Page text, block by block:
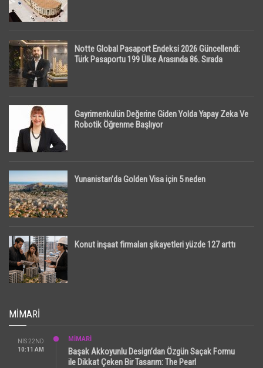
Notte Global Pasaport Endeksi 2026 Güncellendi:
Türk Pasaportu 199 Ülke Arasında 86. Sırada
Gayrimenkulün Değerine Giden Yolda Yapay Zeka Ve
Robotik Öğrenme Başlıyor
Yunanistan’da Golden Visa için 5 neden
Konut inşaat firmaları şikayetleri yüzde 127 arttı
MIMARI
NIS 22ND
10:11 AM
MİMARİ
Başak Akkoyunlu Design’dan Özgün Saçak Formu
ile Dikkat Çeken Bir Tasarım: The Pearl